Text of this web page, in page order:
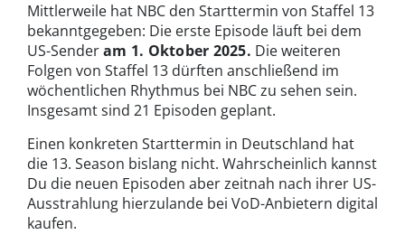
Mittlerweile hat NBC den Starttermin von Staffel 13
bekanntgegeben: Die erste Episode läuft bei dem
US-Senderam 1. Oktober 2025. Die weiteren
Folgen von Staffel 13 dürften anschließend im
wöchentlichen Rhythmus bei NBC zu sehen sein.
Insgesamt sind 21 Episoden geplant.
Einen konkreten Starttermin in Deutschland hat
die 13. Season bislang nicht. Wahrscheinlich kannst
Du die neuen Episoden aber zeitnah nach ihrer US-
Ausstrahlung hierzulande bei VoD-Anbietern digital
kaufen.